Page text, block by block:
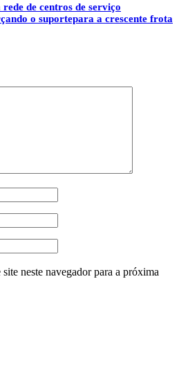
de centros de serviço
o suportepara a crescente frota
neste navegador para a próxima